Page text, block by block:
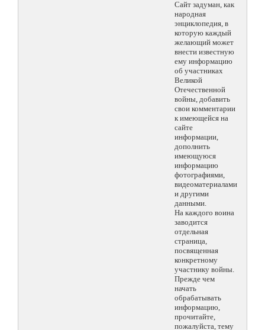
Сайт задуман, как
народная
энциклопедия, в
которую каждый
желающий может
внести известную
ему информацию
об участниках
Великой
Отечественной
войны, добавить
свои комментарии
к имеющейся на
сайте
информации,
дополнить
имеющуюся
информацию
фотографиями,
видеоматериалами
и другими
данными.
На каждого воина
заводится
отдельная
страница,
посвященная
конкретному
участнику войны.
Прежде чем
начать
обрабатывать
информацию,
прочитайте,
пожалуйста, тему